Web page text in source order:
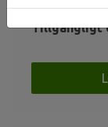
pågående
Tillgängligt